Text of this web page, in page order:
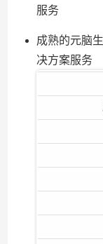
服务
成熟的元脑
决方案服务